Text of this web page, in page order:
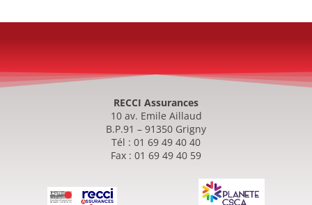
RECCI Assurances
10 av. Emile Aillaud
B.P.91 – 91350 Grigny
Tél : 01 69 49 40 40
Fax : 01 69 49 40 59